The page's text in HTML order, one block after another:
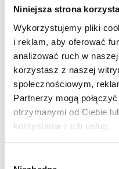
Niniejsza strona
Wykorzystujemy pliki
i reklam, aby oferować
analizować ruch w
korzystasz z naszej
społecznościowym,
Partnerzy mogą
otrzymanymi od Ciebie
korzystania z ich usług.
To również
zainteresować
Zaloguj się,
woda